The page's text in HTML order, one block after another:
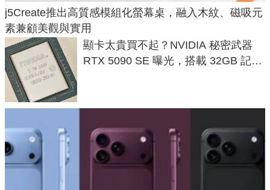
j5Create推出高質感模組化螢幕桌，融入木紋、磁吸元
素兼顧美觀與實用
顯卡太貴買不起？NVIDIA 秘密武器
RTX 5090 SE 曝光，搭載 32GB 記憶